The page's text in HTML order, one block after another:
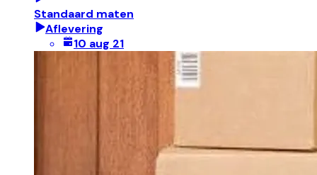
Standaard maten
Aflevering
10 aug 21